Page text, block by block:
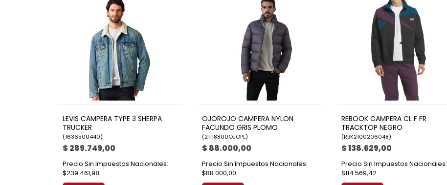
LEVIS CAMPERA TYPE 3 SHERPA
TRUCKER
(1636500440)
$ 289.749,00
Precio Sin Impuestos Nacionales:
$239.461,98
OJOROJO CAMPERA NYLON
FACUNDO GRIS PLOMO
(21118800OJOPL)
$ 88.000,00
Precio Sin Impuestos Nacionales:
$88.000,00
REBOOK CAMPERA CL F FR
TRACKTOP NEGRO
(RBK2100206048)
$ 138.629,00
Precio Sin Impuestos Nacionales:
$114.569,42